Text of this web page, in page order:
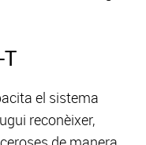
el sistema
reconèixer,